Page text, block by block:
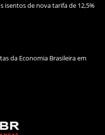
isentos de nova tarifa de 12,5%
da Economia Brasileira em